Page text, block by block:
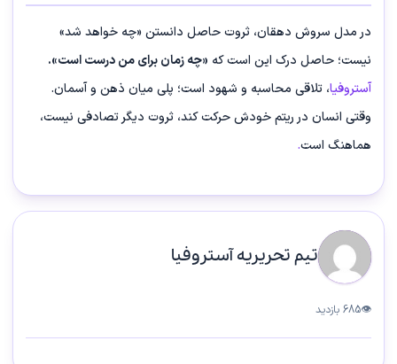
در مدل سروش دهقان، ثروت حاصل دانستن «چه خواهد شد»
نیست؛ حاصل درک این است که «چه زمان برای من درست است».
آستروفیا، تلاقی محاسبه و شهود است؛ پلی میان ذهن و آسمان.
وقتی انسان در ریتم خودش حرکت کند، ثروت دیگر تصادفی نیست،
هماهنگ است.
تیم تحریریه آستروفیا
👁685 بازدید